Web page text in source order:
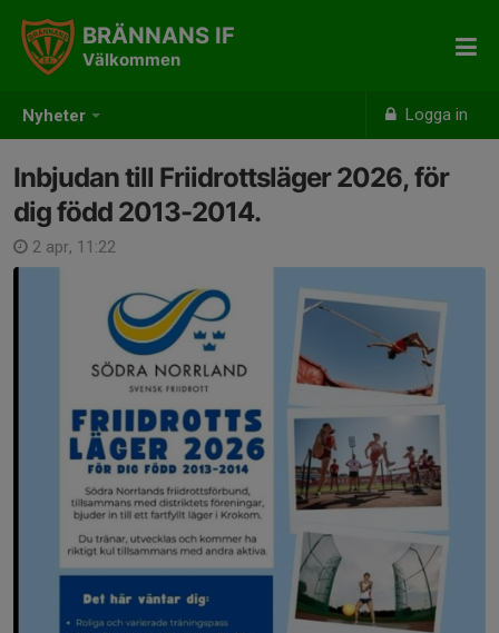
Nyheter Logga in
BRÄNNANS IF
Välkommen
Inbjudan till Friidrottsläger 2026, för
dig född 2013-2014.
2 apr, 11:22